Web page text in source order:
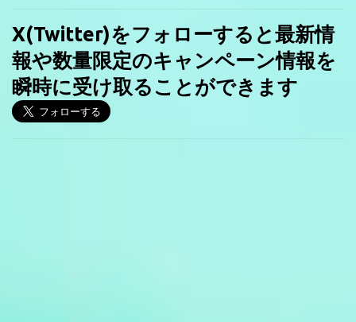
X(Twitter)をフォローすると最新情
報や数量限定のキャンペーン情報を
瞬時に受け取ることができます